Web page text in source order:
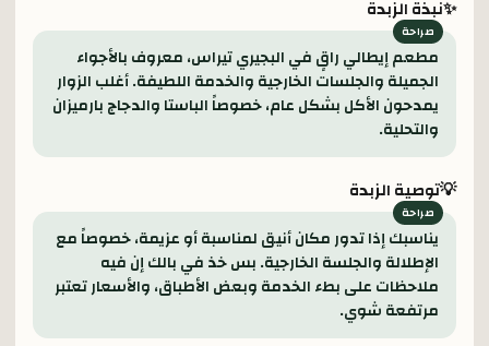
✨نبذة الزبدة
مطعم إيطالي راقٍ في البجيري تيراس، معروف بالأجواء
الجميلة والجلسات الخارجية والخدمة اللطيفة. أغلب الزوار
يمدحون الأكل بشكل عام، خصوصاً الباستا والدجاج بارميزان
والتحلية.
💡توصية الزبدة
يناسبك إذا تدور مكان أنيق لمناسبة أو عزيمة، خصوصاً مع
الإطلالة والجلسة الخارجية. بس خذ في بالك إن فيه
ملاحظات على بطء الخدمة وبعض الأطباق، والأسعار تعتبر
مرتفعة شوي.